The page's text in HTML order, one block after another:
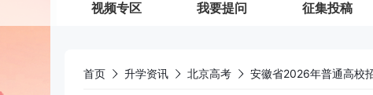
视频专区 我要提问 征集投稿
首页 升学资讯 北京高考 安徽省2026年普通高校